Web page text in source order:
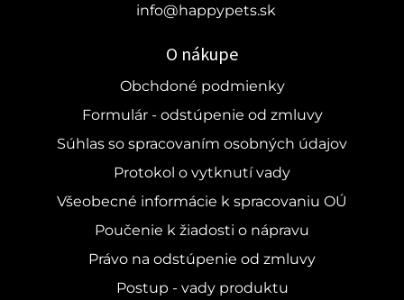
info@happypets.sk
O nákupe
Obchdoné podmienky
Formulár - odstúpenie od zmluvy
Súhlas so spracovaním osobných údajov
Protokol o vytknutí vady
Všeobecné informácie k spracovaniu OÚ
Poučenie k žiadosti o nápravu
Právo na odstúpenie od zmluvy
Postup - vady produktu